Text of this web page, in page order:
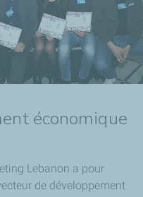
économique
Lebanon a pour
de développement